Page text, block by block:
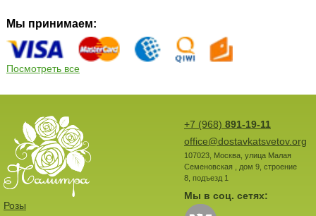
Мы принимаем:
Посмотреть все
+7 (968) 891-19-11
office@dostavkatsvetov.org
107023, Москва, улица Малая
Семеновская , дом 9, строение
8, подъезд 1
Мы в соц. сетях:
Розы